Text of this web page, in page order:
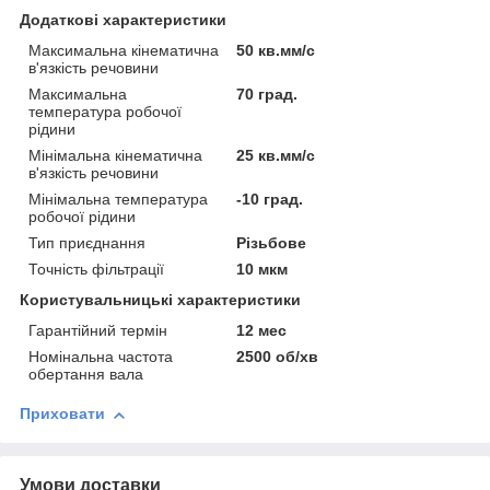
Додаткові характеристики
Максимальна кінематична
в'язкість речовини
50 кв.мм/с
Максимальна
температура робочої
рідини
70 град.
Мінімальна кінематична
в'язкість речовини
25 кв.мм/с
Мінімальна температура
робочої рідини
-10 град.
Тип приєднання
Різьбове
Точність фільтрації
10 мкм
Користувальницькі характеристики
Гарантійний термін
12 мес
Номінальна частота
обертання вала
2500 об/хв
Приховати
Умови доставки